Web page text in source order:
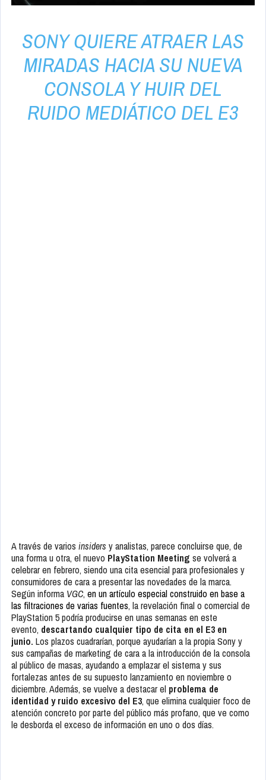
SONY QUIERE ATRAER LAS
MIRADAS HACIA SU NUEVA
CONSOLA Y HUIR DEL
RUIDO MEDIÁTICO DEL E3
A través de varios insiders y analistas, parece concluirse que, de
una forma u otra, el nuevo PlayStation Meeting se volverá a
celebrar en febrero, siendo una cita esencial para profesionales y
consumidores de cara a presentar las novedades de la marca.
Según informa VGC, en un artículo especial construido en base a
las filtraciones de varias fuentes, la revelación final o comercial de
PlayStation 5 podría producirse en unas semanas en este
evento, descartando cualquier tipo de cita en el E3 en
junio. Los plazos cuadrarían, porque ayudarían a la propia Sony y
sus campañas de marketing de cara a la introducción de la consola
al público de masas, ayudando a emplazar el sistema y sus
fortalezas antes de su supuesto lanzamiento en noviembre o
diciembre. Además, se vuelve a destacar el problema de
identidad y ruido excesivo del E3, que elimina cualquier foco de
atención concreto por parte del público más profano, que ve como
le desborda el exceso de información en uno o dos días.